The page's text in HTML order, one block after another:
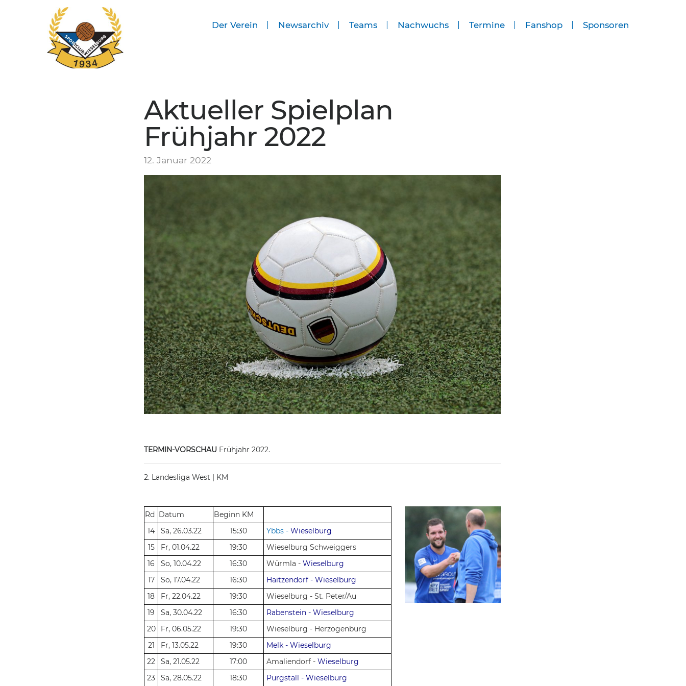
Der Verein Newsarchiv Teams Nachwuchs Termine Fanshop Sponsoren
Aktueller Spielplan
Frühjahr 2022
12. Januar 2022
TERMIN-VORSCHAU Frühjahr 2022.
2. Landesliga West | KM
Rd Datum
Beginn KM
14
Sa, 26.03.22 15:30 Ybbs - Wieselburg
15
Fr, 01.04.22 19:30
Wieselburg Schweiggers
16
So, 10.04.22 16:30 Würmla - Wieselburg
17
So, 17.04.22 16:30
Haitzendorf - Wieselburg
18
Fr, 22.04.22 19:30
Wieselburg - St. Peter/Au
19
Sa, 30.04.22 16:30
Rabenstein - Wieselburg
20
Fr, 06.05.22 19:30
Wieselburg - Herzogenburg
21
Fr, 13.05.22 19:30
Melk - Wieselburg
22
Sa, 21.05.22 17:00 Amaliendorf - Wieselburg
23
Sa, 28.05.22 18:30 Purgstall - Wieselburg